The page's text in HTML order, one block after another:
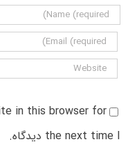
in this browser for
the next time I دیدگاه.